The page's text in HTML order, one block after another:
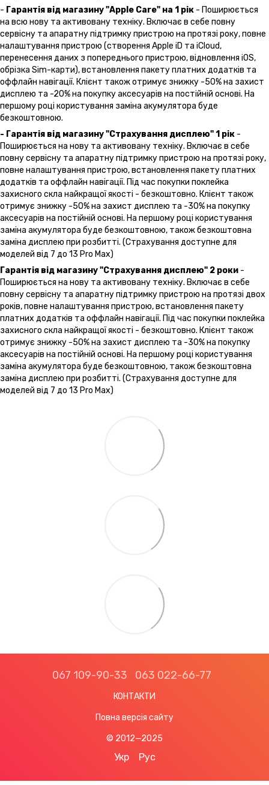
- Гарантія від магазину "Apple Care" на 1 рік - Поширюється
на всю нову та активовану техніку. Включає в себе повну
сервісну та апаратну підтримку пристрою на протязі року, повне
налаштування пристрою (створення Apple iD та iCloud,
перенесення даних з попереднього пристрою, відновлення іOS,
обрізка Sim-карти), встановлення пакету платних додатків та
оффлайн навігації. Клієнт також отримує знижку -50% на захист
дисплею та -20% на покупку аксесуарів на постійній основі. На
першому році користування заміна акумулятора буде
безкоштовною.
- Гарантія від магазину "Страхування дисплею" 1 рік -
Поширюється на нову та активовану техніку. Включає в себе
повну сервісну та апаратну підтримку пристрою на протязі року,
повне налаштування пристрою, встановлення пакету платних
додатків та оффлайн навігації. Під час покупки поклейка
захисного скла найкращої якості - безкоштовно. Клієнт також
отримує знижку -50% на захист дисплею та -30% на покупку
аксесуарів на постійній основі. На першому році користування
заміна акумулятора буде безкоштовною, також безкоштовна
заміна дисплею при розбитті. (Страхування доступне для
моделей від 7 до 13 Pro Max)
Гарантія від магазину "Страхування дисплею" 2 роки -
Поширюється на нову та активовану техніку. Включає в себе
повну сервісну та апаратну підтримку пристрою на протязі двох
років, повне налаштування пристрою, встановлення пакету
платних додатків та оффлайн навігації. Під час покупки поклейка
захисного скла найкращої якості - безкоштовно. Клієнт також
отримує знижку -50% на захист дисплею та -30% на покупку
аксесуарів на постійній основі. На першому році користування
заміна акумулятора буде безкоштовною, також безкоштовна
заміна дисплею при розбитті. (Страхування доступне для
моделей від 7 до 13 Pro Max)
067 109-90-33 063 022-66-77
КОНТАКТИ
Повна версія сайту
© 2012—2025
Укр Рус